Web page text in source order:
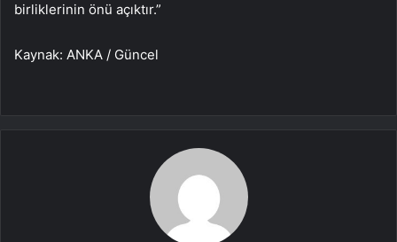
birliklerinin önü açıktır.”
Kaynak: ANKA / Güncel